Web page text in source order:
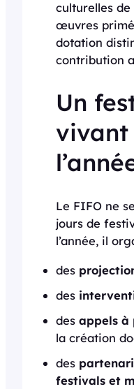
culturelles de
œuvres
dotation
contribution
Un
Le FIFO ne
jours de
l’année, il
des
des
des appels à
la création
des
festivals et